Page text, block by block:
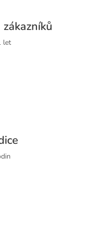
let